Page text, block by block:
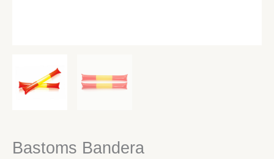
Bastoms Bandera